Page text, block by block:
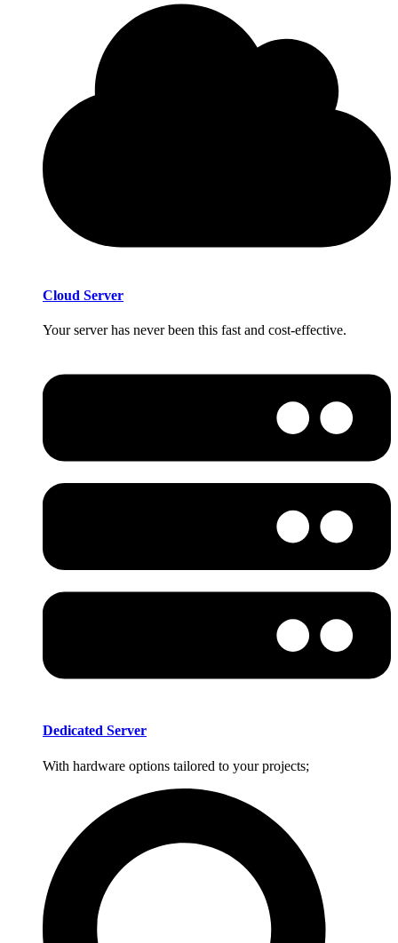
Cloud Server
Your server has never been this fast and cost-effective.
Dedicated Server
With hardware options tailored to your projects;